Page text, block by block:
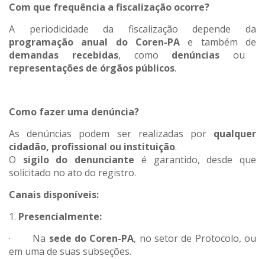
Com que frequência a fiscalização ocorre?
A periodicidade da fiscalização depende da
programação anual do Coren-PA e também de
demandas recebidas, como denúncias ou
representações de órgãos públicos.
Como fazer uma denúncia?
As denúncias podem ser realizadas por qualquer
cidadão, profissional ou instituição.
O sigilo do denunciante é garantido, desde que
solicitado no ato do registro.
Canais disponíveis:
1. Presencialmente:
· Na sede do Coren-PA, no setor de Protocolo, ou
em uma de suas subseções.